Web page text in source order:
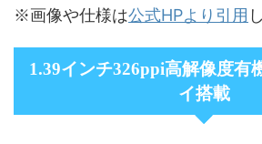
※画像や仕様は公式HPより引用
1.39インチ326ppi高解像度有
イ搭載